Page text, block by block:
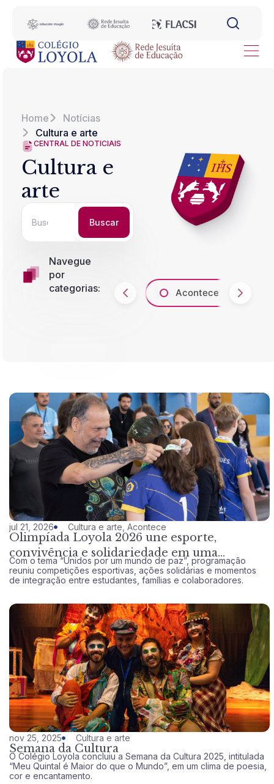
Home
Notícias
Cultura e arte
CENTRAL DE NOTICIAIS
Cultura e
arte
Buscar
Navegue
por
categorias:
Acontece
jul 21, 2026 Cultura e arte Acontece
Olimpíada Loyola 2026 une esporte,
convivência e solidariedade em uma
celebração da comunidade educativa
Com o tema “Unidos por um mundo de paz”, programação
reuniu competições esportivas, ações solidárias e momentos
de integração entre estudantes, famílias e colaboradores.
nov 25, 2025 Cultura e arte
Semana da Cultura
O Colégio Loyola concluiu a Semana da Cultura 2025, intitulada
“Meu Quintal é Maior do que o Mundo”, em um clima de poesia,
cor e encantamento.